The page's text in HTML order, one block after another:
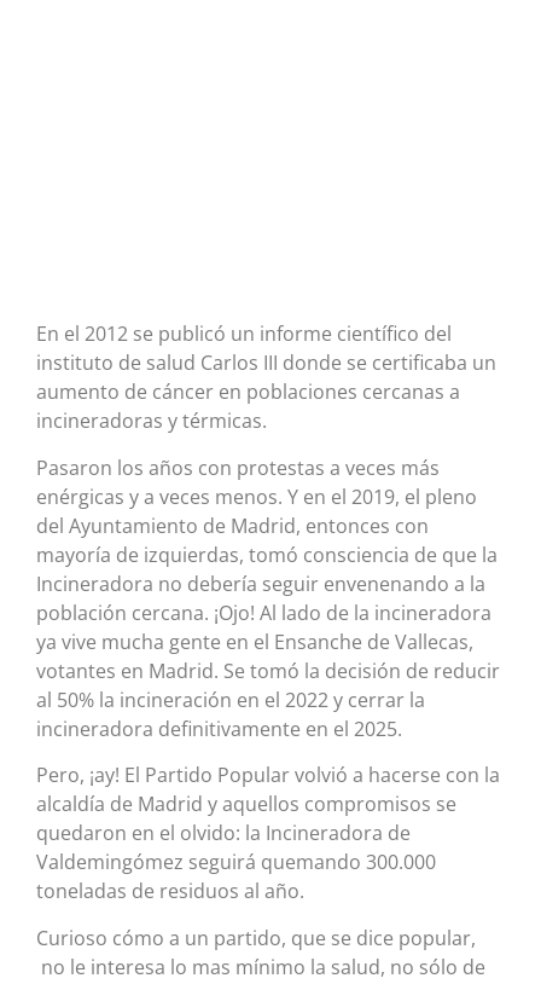
En el 2012 se publicó un informe científico del
instituto de salud Carlos III donde se certificaba un
aumento de cáncer en poblaciones cercanas a
incineradoras y térmicas.
Pasaron los años con protestas a veces más
enérgicas y a veces menos. Y en el 2019, el pleno
del Ayuntamiento de Madrid, entonces con
mayoría de izquierdas, tomó consciencia de que la
Incineradora no debería seguir envenenando a la
población cercana. ¡Ojo! Al lado de la incineradora
ya vive mucha gente en el Ensanche de Vallecas,
votantes en Madrid. Se tomó la decisión de reducir
al 50% la incineración en el 2022 y cerrar la
incineradora definitivamente en el 2025.
Pero, ¡ay! El Partido Popular volvió a hacerse con la
alcaldía de Madrid y aquellos compromisos se
quedaron en el olvido: la Incineradora de
Valdemingómez seguirá quemando 300.000
toneladas de residuos al año.
Curioso cómo a un partido, que se dice popular,
no le interesa lo mas mínimo la salud, no sólo de